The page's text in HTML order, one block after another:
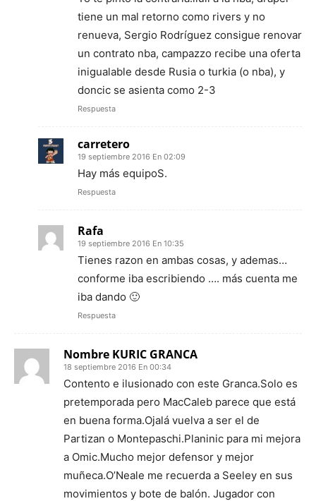
tiene un mal retorno como rivers y no
renueva, Sergio Rodríguez consigue renovar
un contrato nba, campazzo recibe una oferta
inigualable desde Rusia o turkia (o nba), y
doncic se asienta como 2-3
Respuesta
carretero
19 septiembre 2016 En 02:09
Hay más equipoS.
Respuesta
Rafa
19 septiembre 2016 En 10:35
Tienes razon en ambas cosas, y ademas…
conforme iba escribiendo …. más cuenta me
iba dando 🙂
Respuesta
Nombre KURIC GRANCA
18 septiembre 2016 En 00:34
Contento e ilusionado con este Granca.Solo es
pretemporada pero MacCaleb parece que está
en buena forma.Ojalá vuelva a ser el de
Partizan o Montepaschi.Planinic para mi mejora
a Omic.Mucho mejor defensor y mejor
muñeca.O’Neale me recuerda a Seeley en sus
movimientos y bote de balón. Jugador con